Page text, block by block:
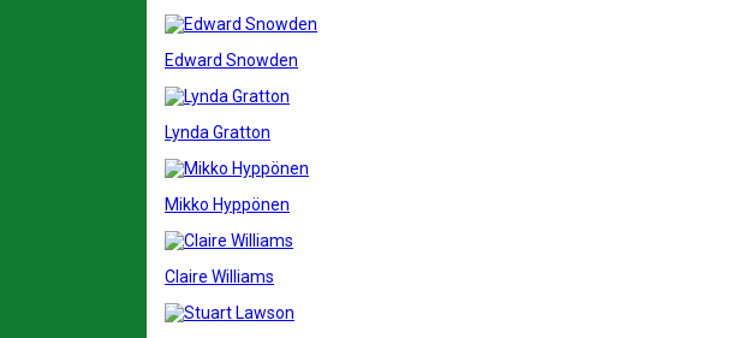
Edward Snowden
Lynda Gratton
Mikko Hyppönen
Claire Williams